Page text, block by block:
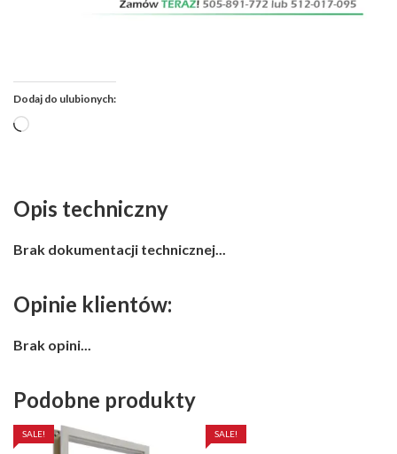
Dodaj do ulubionych:
Wczytywanie…
Opis techniczny
Brak dokumentacji technicznej...
Opinie klientów:
Brak opini...
Podobne produkty
SALE! SALE!